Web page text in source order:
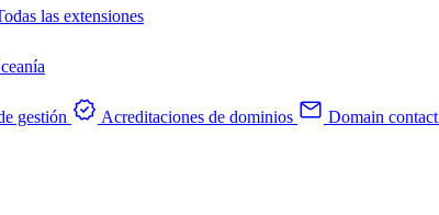
las extensiones
gestión Acreditaciones de dominios Domain contact